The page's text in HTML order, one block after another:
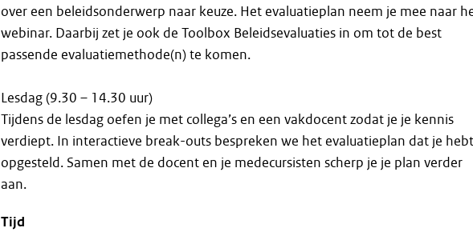
over een beleidsonderwerp naar keuze. Het evaluatieplan neem je mee naar
webinar. Daarbij zet je ook de Toolbox Beleidsevaluaties in om tot de best
passende evaluatiemethode(n) te komen.
Lesdag (9.30 – 14.30 uur)
Tijdens de lesdag oefen je met collega’s en een vakdocent zodat je je kennis
verdiept. In interactieve break-outs bespreken we het evaluatieplan dat je hebt
opgesteld. Samen met de docent en je medecursisten scherp je je plan verder
aan.
Tijd